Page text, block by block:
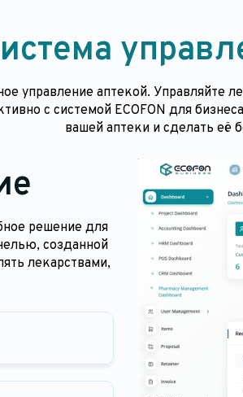
управление аптекой. Управляйте
с системой ECOFON для
вашей аптеки и сделать её
решение для
созданной
лекарствами,